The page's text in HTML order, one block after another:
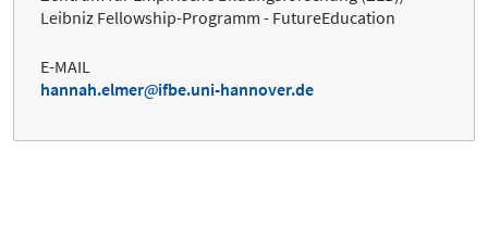
Leibniz Fellowship-Programm - FutureEducation
E-MAIL
hannah.elmer
ifbe.uni-hannover.de